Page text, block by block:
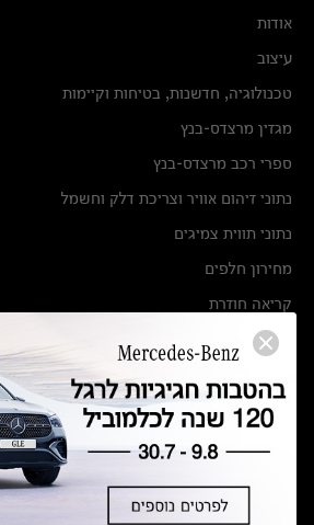
אודות
עיצוב
טכנולוגיה, חדשנות, בטיחות וקיימות
מגזין מרצדס-בנץ
ספרי רכב מרצדס-בנץ
נתוני זיהום אוויר וצריכת דלק וחשמל
נתוני תווית צמיגים
מחירון חלפים
קריאה חוזרת
הודעה על הטבות לרכבי מרצדס בהסדר פשרה בתצ 56447-
תקנון ימי מכירות 120 לכלמוביל
מצאו אותנו